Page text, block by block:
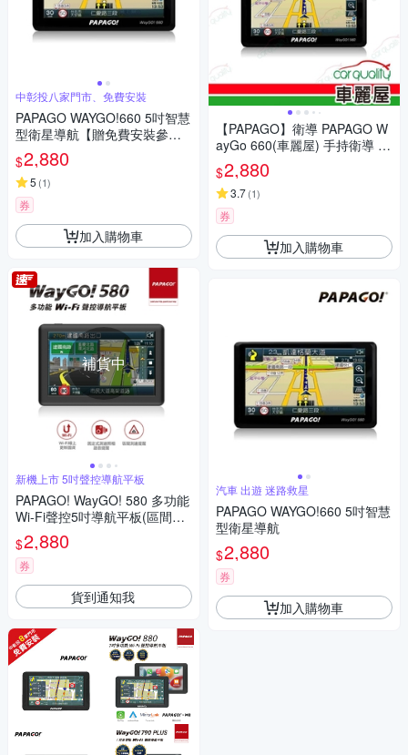
中彰投八家門市、免費安裝
PAPAGO WAYGO!660 5吋智慧
型衛星導航【贈免費安裝參說
明】
$2,880
5 (1)
券
加入購物車
補貨中
新機上市 5吋聲控導航平板
PAPAGO! WayGO! 580 多功能
Wi-Fi聲控5吋導航平板(區間測
速提醒/S1圖像化導航介面)
$2,880
券
貨到通知我
【PAPAGO】衛導 PAPAGO W
ayGo 660(車麗屋) 手持衛導 穿
戴型
$2,880
3.7(1)
券
加入購物車
汽車 出遊 迷路救星
PAPAGO WAYGO!660 5吋智慧
型衛星導航
$2,880
券
加入購物車